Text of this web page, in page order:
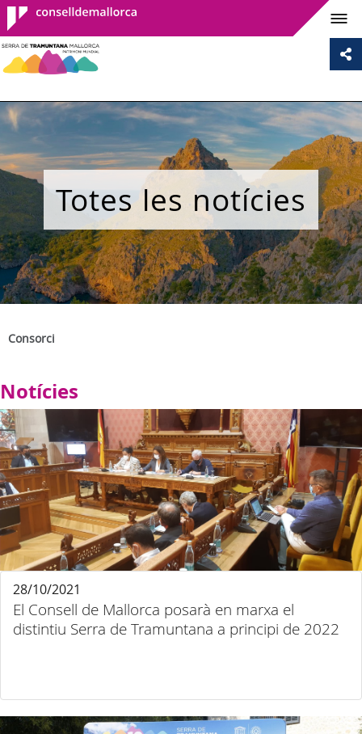
Consell de
Mallorca
Totes les notícies
Consorci
Notícies
El Consell de Mallorca posarà en marxa el
distintiu Serra de Tramuntana a principi de 2022
28/10/2021